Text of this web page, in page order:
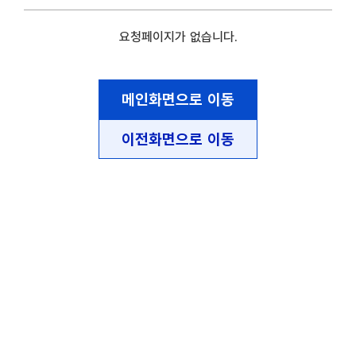
요청페이지가 없습니다.
메인화면으로 이동
이전화면으로 이동